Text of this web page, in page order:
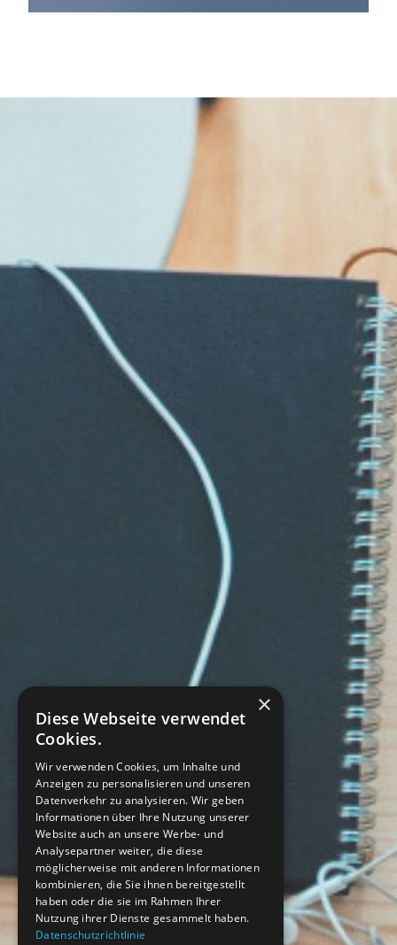
×
Diese Webseite verwendet
Cookies.
Wir verwenden Cookies, um Inhalte und
Anzeigen zu personalisieren und unseren
Datenverkehr zu analysieren. Wir geben
Informationen über Ihre Nutzung unserer
Website auch an unsere Werbe- und
Analysepartner weiter, die diese
möglicherweise mit anderen Informationen
kombinieren, die Sie ihnen bereitgestellt
haben oder die sie im Rahmen Ihrer
Nutzung ihrer Dienste gesammelt haben.
Datenschutzrichtlinie